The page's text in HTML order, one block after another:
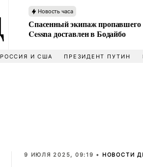
Новость часа
Спасенный экипаж пропавшего
Cessna доставлен в Бодайбо
РОССИЯ И США ПРЕЗИДЕНТ ПУТИН
9 ИЮЛЯ 2025, 09:19 • НОВОСТИ